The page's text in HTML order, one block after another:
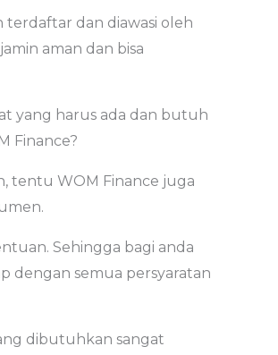
terdaftar dan diawasi oleh
aman dan bisa
yang harus ada dan butuh
Finance?
tentu WOM Finance juga
Sehingga bagi anda
dengan semua persyaratan
dibutuhkan sangat